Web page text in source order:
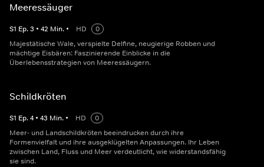
Meeressäuger
S1 Ep.3 • 42 Min. • HD
0
Majestätische Wale, verspielte Delfine, neugierige Robben und
mächtige Eisbären: Faszinierende Einblicke in die
Überlebensstrategien von Meeressäugern.
Schildkröten
S1 Ep.4 • 43 Min. • HD
0
Meer- und Landschildkröten beeindrucken durch ihre
Formenvielfalt und ihre ausgeklügelten Anpassungen. Ihr Leben
zwischen Land, Fluss und Meer verdeutlicht, wie widerstandsfähig
sie sind.